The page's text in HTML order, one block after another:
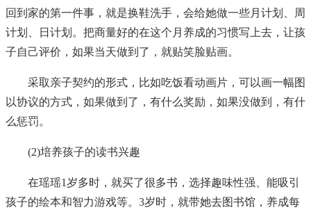
回到家的第一件事，就是换鞋洗手，会给她做一些月计划、周
计划、日计划。把商量好的在这个月养成的习惯写上去，让孩
子自己评价，如果当天做到了，就贴笑脸贴画。
采取亲子契约的形式，比如吃饭看动画片，可以画一幅图
以协议的方式，如果做到了，有什么奖励，如果没做到，有什
么惩罚。
(2)培养孩子的读书兴趣
在瑶瑶1岁多时，就买了很多书，选择趣味性强、能吸引
孩子的绘本和智力游戏等。3岁时，就带她去图书馆，养成每